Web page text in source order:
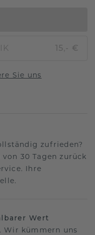
15,- €
Sie uns
zufrieden?
30 Tagen zurück
Ihre
Wert
Wir kümmern uns